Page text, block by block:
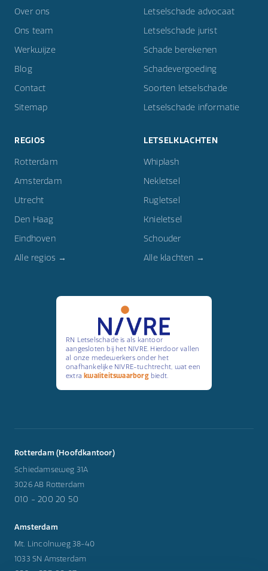
Over ons
Ons team
Werkwijze
Blog
Contact
Sitemap
Letselschade advocaat
Letselschade jurist
Schade berekenen
Schadevergoeding
Soorten letselschade
Letselschade informatie
REGIOS
Rotterdam
Amsterdam
Utrecht
Den Haag
Eindhoven
Alle regios →
LETSELKLACHTEN
Whiplash
Nekletsel
Rugletsel
Knieletsel
Schouder
Alle klachten →
RN Letselschade is als kantoor
aangesloten bij het NIVRE. Hierdoor vallen
al onze medewerkers onder het
onafhankelijke NIVRE-tuchtrecht, wat een
extrakwaliteitswaarborgbiedt.
Rotterdam (Hoofdkantoor)
Schiedamseweg 31A
3026 AB Rotterdam
010 - 200 20 50
Amsterdam
Mt. Lincolnweg 38-40
1033 SN Amsterdam